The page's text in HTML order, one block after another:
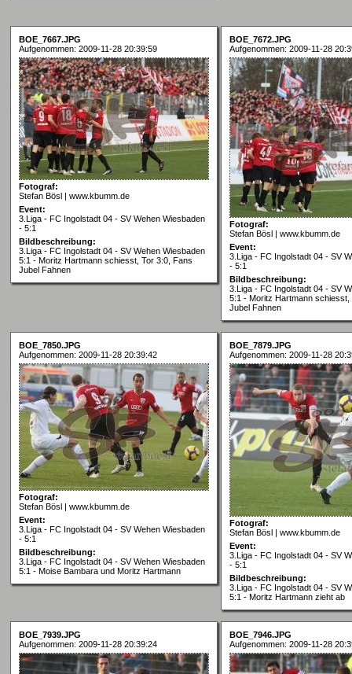
BOE_7667.JPG
Aufgenommen: 2009-11-28 20:39:59
Fotograf:
Stefan Bösl | www.kbumm.de
Event:
3.Liga - FC Ingolstadt 04 - SV Wehen Wiesbaden
- 5:1
Bildbeschreibung:
3.Liga - FC Ingolstadt 04 - SV Wehen Wiesbaden
5:1 - Moritz Hartmann schiesst, Tor 3:0, Fans
Jubel Fahnen
BOE_7672.JPG
Aufgenommen: 2009-11-28
Fotograf:
Stefan Bösl | www.kbumm.de
Event:
3.Liga - FC Ingolstadt 04 - SV
- 5:1
Bildbeschreibung:
3.Liga - FC Ingolstadt 04 - SV
5:1 - Moritz Hartmann schiesst,
Jubel Fahnen
BOE_7850.JPG
Aufgenommen: 2009-11-28 20:39:42
Fotograf:
Stefan Bösl | www.kbumm.de
Event:
3.Liga - FC Ingolstadt 04 - SV Wehen Wiesbaden
- 5:1
Bildbeschreibung:
3.Liga - FC Ingolstadt 04 - SV Wehen Wiesbaden
5:1 - Moise Bambara und Moritz Hartmann
BOE_7879.JPG
Aufgenommen: 2009-11-28
Fotograf:
Stefan Bösl | www.kbumm.de
Event:
3.Liga - FC Ingolstadt 04 - SV
- 5:1
Bildbeschreibung:
3.Liga - FC Ingolstadt 04 - SV
5:1 - Moritz Hartmann zieht ab
BOE_7939.JPG
Aufgenommen: 2009-11-28 20:39:24
BOE_7946.JPG
Aufgenommen: 2009-11-28